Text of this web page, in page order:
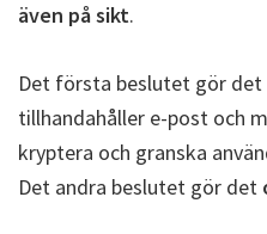
även på sikt.
Det första beslutet gör det
tillhandahåller e-post och
kryptera och granska
Det andra beslutet gör det